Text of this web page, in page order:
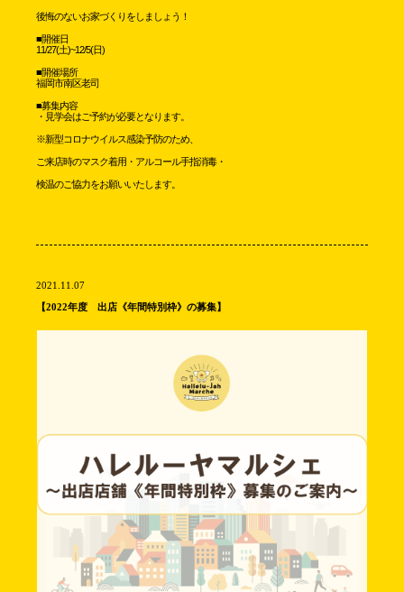
後悔のないお家づくりをしましょう！
■開催日
11/27(土)~12/5(日)
■開催場所
福岡市南区老司
■募集内容
・見学会はご予約が必要となります。
※新型コロナウイルス感染予防のため、
ご来店時のマスク着用・アルコール手指消毒・
検温のご協力をお願いいたします。
2021.11.07
【2022年度 出店《年間特別枠》の募集】